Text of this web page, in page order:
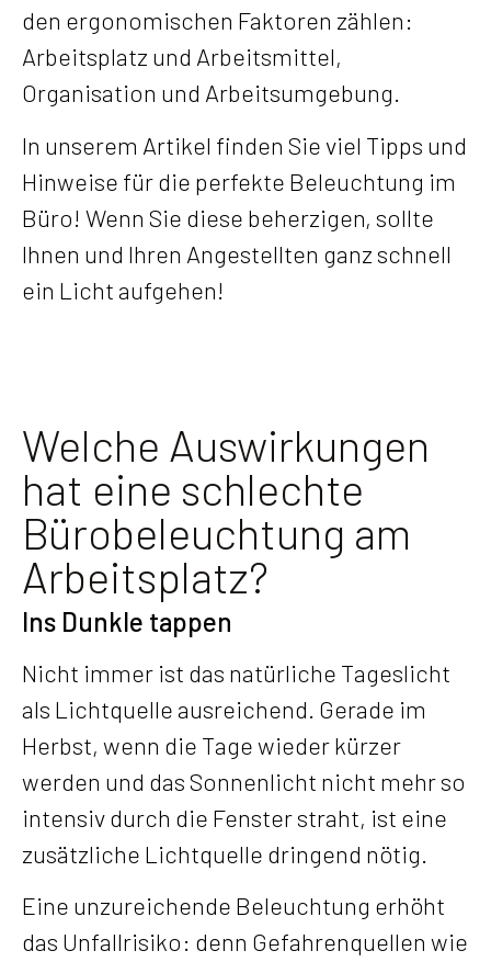
den ergonomischen Faktoren zählen:
Arbeitsplatz und Arbeitsmittel,
Organisation und Arbeitsumgebung.
In unserem Artikel finden Sie viel Tipps und
Hinweise für die perfekte Beleuchtung im
Büro! Wenn Sie diese beherzigen, sollte
Ihnen und Ihren Angestellten ganz schnell
ein Licht aufgehen!
Welche Auswirkungen
hat eine schlechte
Bürobeleuchtung am
Arbeitsplatz?
Ins Dunkle tappen
Nicht immer ist das natürliche Tageslicht
als Lichtquelle ausreichend. Gerade im
Herbst, wenn die Tage wieder kürzer
werden und das Sonnenlicht nicht mehr so
intensiv durch die Fenster straht, ist eine
zusätzliche Lichtquelle dringend nötig.
Eine unzureichende Beleuchtung erhöht
das Unfallrisiko: denn Gefahrenquellen wie